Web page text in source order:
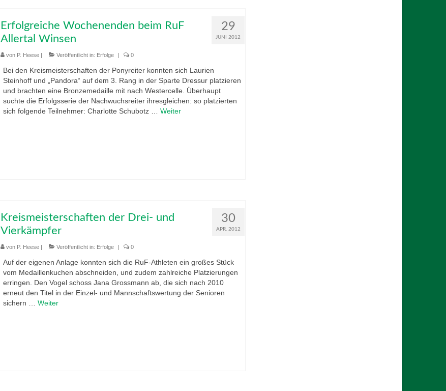
29
JUNI 2012
Erfolgreiche Wochenenden beim RuF
Allertal Winsen
von P. Heese| Veröffentlicht in: Erfolge 0
Bei den Kreismeisterschaften der Ponyreiter konnten sich Laurien
Steinhoff und „Pandora“ auf dem 3. Rang in der Sparte Dressur platzieren
und brachten eine Bronzemedaille mit nach Westercelle. Überhaupt
suchte die Erfolgsserie der Nachwuchsreiter ihresgleichen: so platzierten
sich folgende Teilnehmer: Charlotte Schubotz … Weiter
30
APR. 2012
Kreismeisterschaften der Drei- und
Vierkämpfer
von P. Heese| Veröffentlicht in: Erfolge | 0
Auf der eigenen Anlage konnten sich die RuF-Athleten ein großes Stück
vom Medaillenkuchen abschneiden, und zudem zahlreiche Platzierungen
erringen. Den Vogel schoss Jana Grossmann ab, die sich nach 2010
erneut den Titel in der Einzel- und Mannschaftswertung der Senioren
sichern … Weiter